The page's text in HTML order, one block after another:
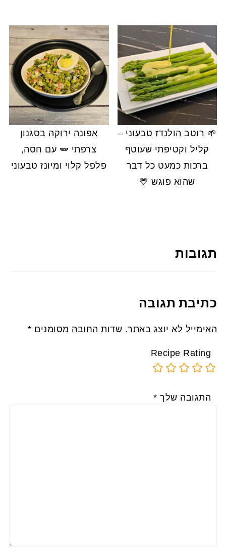
🌱 רוטב הולנדז טבעוני –
קליל וקטיפתי שעוטף
ברכות כמעט כל דבר
שהוא פוגש 💛
אפונה ירוקה בסגנון
צרפתי 🫛 עם חסה,
פלפל קלוי ומיונז טבעוני
תגובות
כתיבת תגובה
האימייל לא יוצג באתר. שדות החובה מסומנים *
Recipe Rating
התגובה שלך *